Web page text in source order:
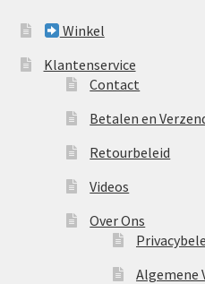
Winkel
Klantenservice
Contact
Betalen en
Retourbeleid
Videos
Over Ons
Algemene